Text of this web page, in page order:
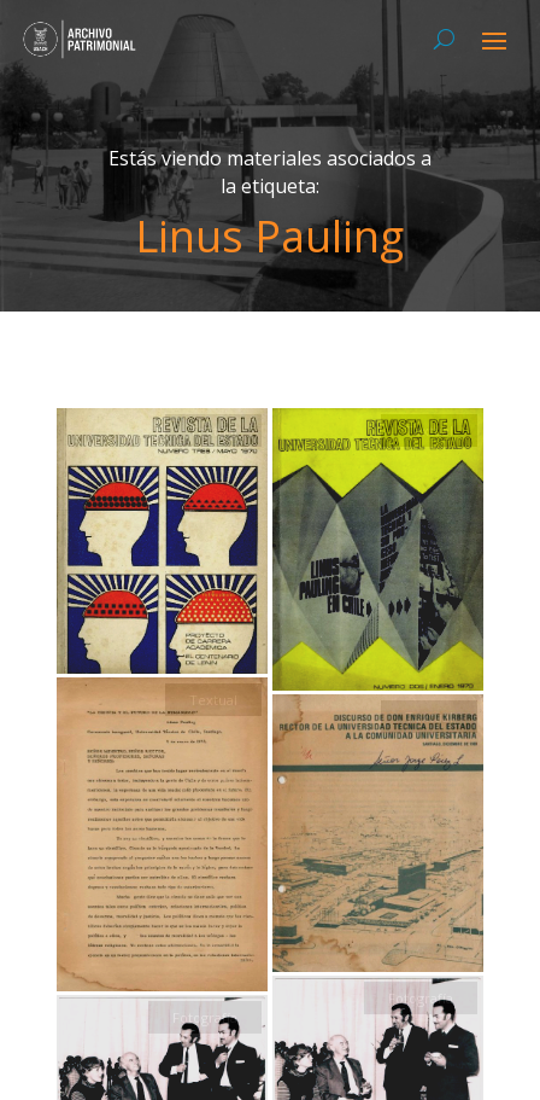
Estás viendo materiales asociados a
la etiqueta:
Linus Pauling
Textual Textual
Textual
Textual
Fotografía
Fotografía